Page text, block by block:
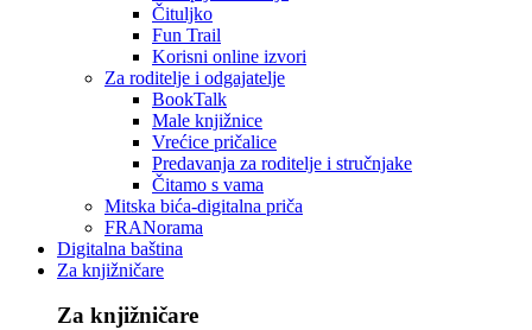
Čituljko
Fun Trail
Korisni online izvori
Za roditelje i odgajatelje
BookTalk
Male knjižnice
Vrećice pričalice
Predavanja za roditelje i stručnjake
Čitamo s vama
Mitska bića-digitalna priča
FRANorama
Digitalna baština
Za knjižničare
Za knjižničare